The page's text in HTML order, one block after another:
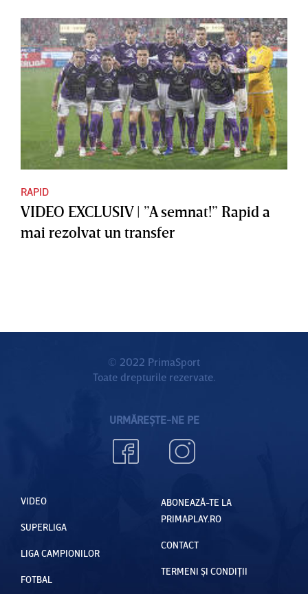
RAPID
VIDEO EXCLUSIV | ”A semnat!” Rapid a
mai rezolvat un transfer
© 2022 PrimaSport
Toate drepturile rezervate.
URMĂREȘTE-NE PE
VIDEO
SUPERLIGA
LIGA CAMPIONILOR
FOTBAL
ABONEAZĂ-TE LA
PRIMAPLAY.RO
CONTACT
TERMENI ȘI CONDIȚII